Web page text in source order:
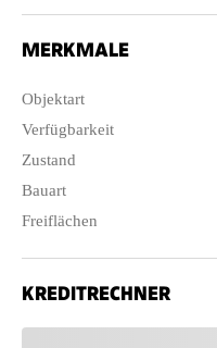
MERKMALE
Objektart
Verfügbarkeit
Zustand
Bauart
Freiflächen
KREDITRECHNER